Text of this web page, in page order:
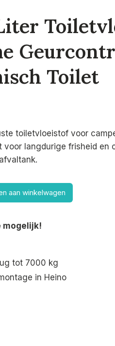
Toilet
toiletvloeistof voor
voor langdurige frisheid en
aan winkelwagen
mogelijk!
tot 7000 kg
in Heino